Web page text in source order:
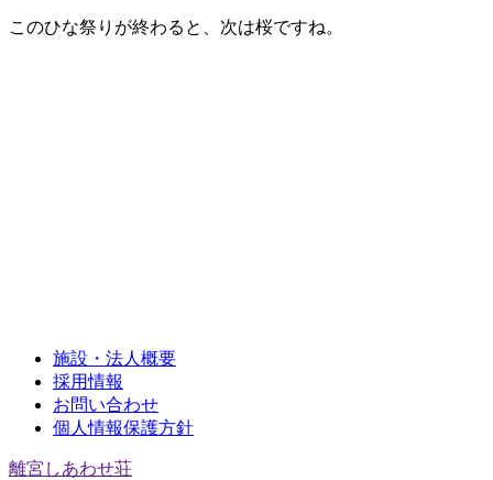
このひな祭りが終わると、次は桜ですね。
施設・法人概要
採用情報
お問い合わせ
個人情報保護方針
離宮しあわせ荘